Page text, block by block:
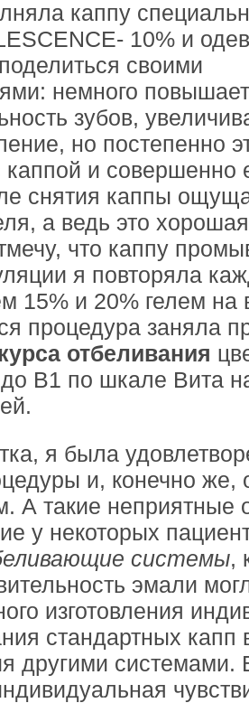
каппу
10% и
своими
немного
зубов,
но постепенно
и совершенно
снятия каппы
а ведь это
что каппу
я повторяла
15% и 20% гелем
процедура заняла
отбеливания
В1 по шкале Вита
я была
и, конечно же,
А такие
у некоторых
системы,
эмали
изготовления
стандартных капп
другими системами.